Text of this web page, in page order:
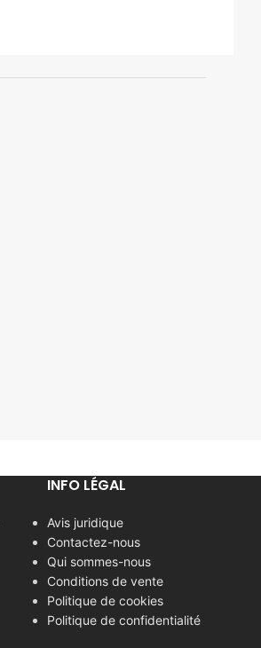
INFO LÉGAL
Avis juridique
Contactez-nous
Qui sommes-nous
Conditions de vente
Politique de cookies
Politique de confidentialité